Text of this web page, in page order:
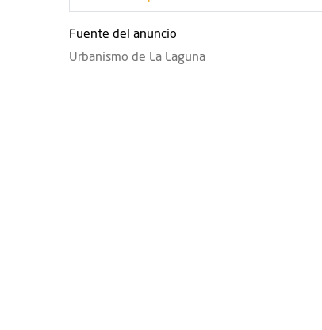
Fuente del anuncio
Urbanismo de La Laguna